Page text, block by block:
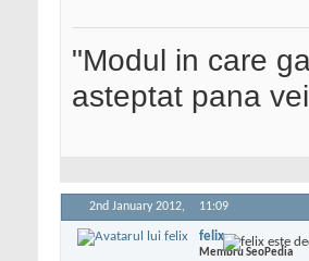
"Modul in care
asteptat pana
2nd January 2012, 11:09
felix
Membru SeoPedia